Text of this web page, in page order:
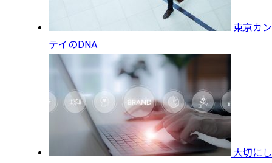
東京カン
テイのDNA
大切にし